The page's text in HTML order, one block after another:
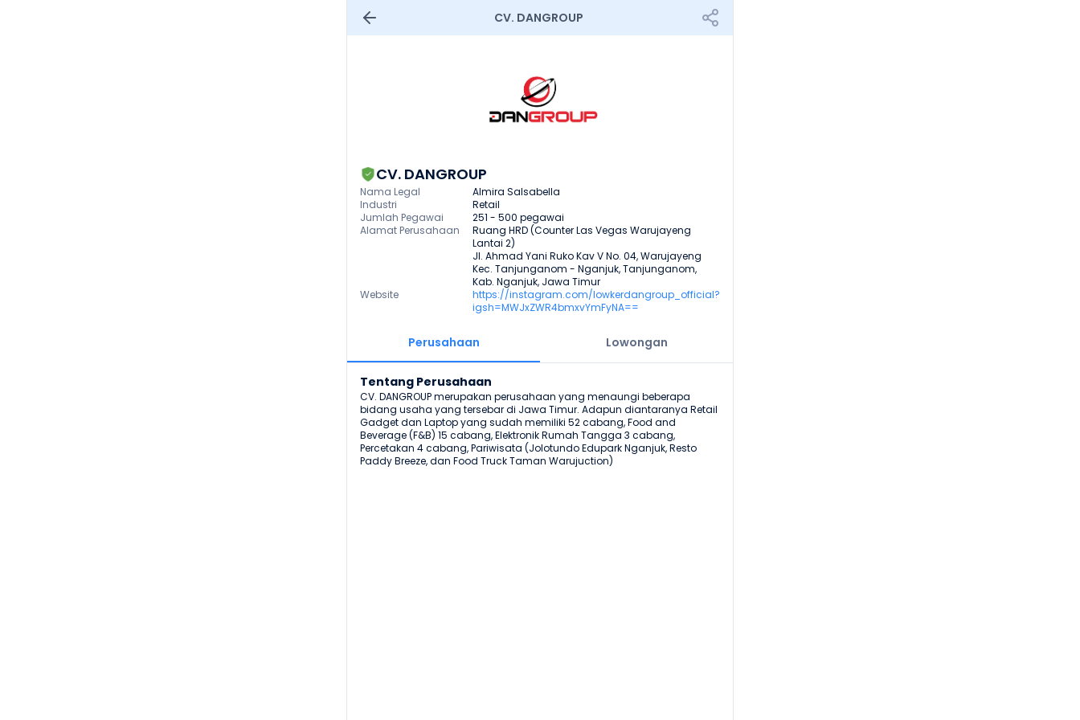
CV. DANGROUP
Nama Legal
Almira Salsabella
Industri
Retail
Jumlah Pegawai
251 - 500 pegawai
Alamat Perusahaan
Ruang HRD (Counter Las Vegas Warujayeng
Lantai 2)
Jl. Ahmad Yani Ruko Kav V No. 04, Warujayeng
Kec. Tanjunganom - Nganjuk, Tanjunganom,
Kab. Nganjuk, Jawa Timur
Website
https://instagram.com/lowkerdangroup_official?
igsh=MWJxZWR4bmxvYmFyNA==
Perusahaan Lowongan
Tentang Perusahaan
CV. DANGROUP merupakan perusahaan yang menaungi beberapa
bidang usaha yang tersebar di Jawa Timur. Adapun diantaranya Retail
Gadget dan Laptop yang sudah memiliki 52 cabang, Food and
Beverage (F&B) 15 cabang, Elektronik Rumah Tangga 3 cabang,
Percetakan 4 cabang, Pariwisata (Jolotundo Edupark Nganjuk, Resto
Paddy Breeze, dan Food Truck Taman Warujuction)